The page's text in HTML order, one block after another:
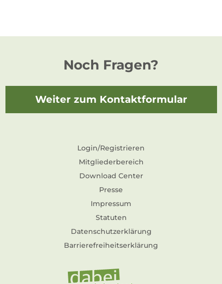
Noch Fragen?
Weiter zum Kontaktformular
Login/Registrieren
Mitgliederbereich
Download Center
Presse
Impressum
Statuten
Datenschutzerklärung
Barrierefreiheitserklärung